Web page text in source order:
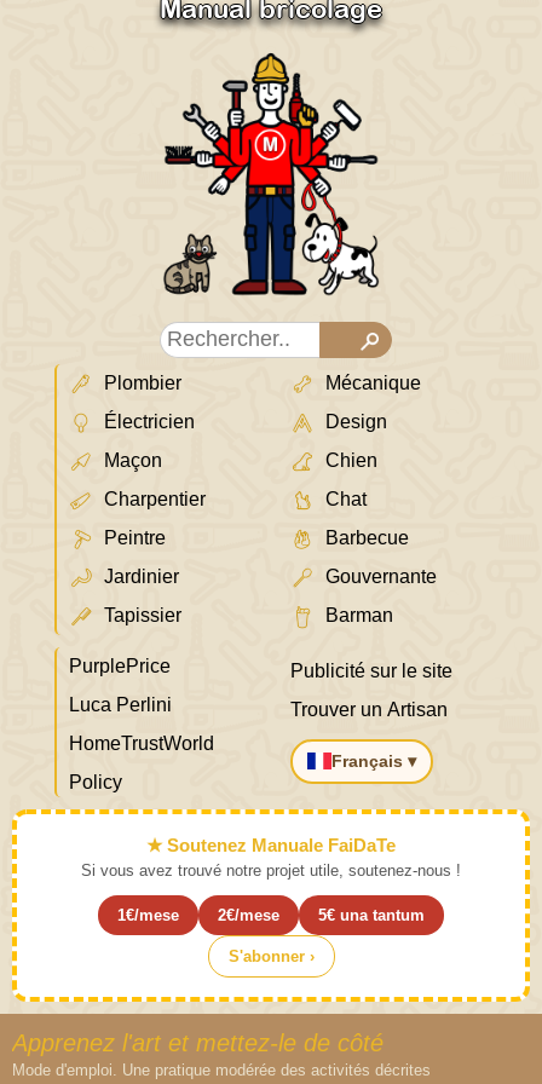
Manual bricolage
Plombier
Électricien
Maçon
Charpentier
Peintre
Jardinier
Tapissier
Mécanique
Design
Chien
Chat
Barbecue
Gouvernante
Barman
PurplePrice
Luca Perlini
HomeTrustWorld
Policy
Publicité sur le site
Trouver un Artisan
Français ▾
★ Soutenez Manuale FaiDaTe
Si vous avez trouvé notre projet utile, soutenez-nous !
1€/mese 2€/mese 5€ una tantum
S'abonner ›
Apprenez l'art et mettez-le de côté
Mode d'emploi. Une pratique modérée des activités décrites